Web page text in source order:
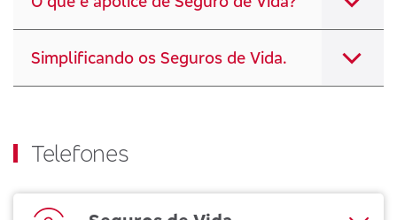
Simplificando os Seguros de Vida.
Telefones